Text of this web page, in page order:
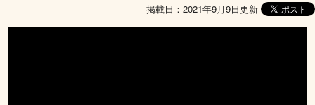
掲載日：2021年9月9日更新